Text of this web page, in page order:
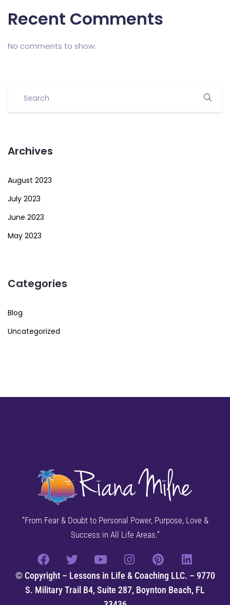
Recent Comments
No comments to show.
Archives
August 2023
July 2023
June 2023
May 2023
Categories
Blog
Uncategorized
“From Fear & Doubt to Personal Power, Purpose, Love &
Success in All Life Areas.”
© Copyright – Lessons in Life & Coaching LLC. – 9770
S. Military Trail B4, Suite 287, Boynton Beach, FL